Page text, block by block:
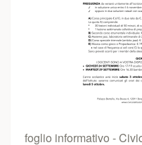
foglio informativo -